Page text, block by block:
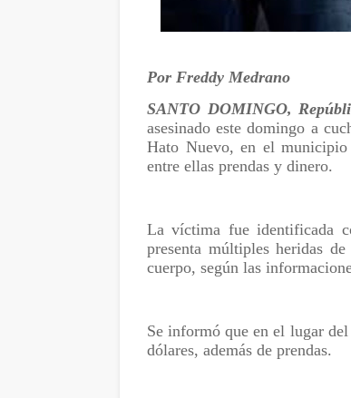
Por Freddy Medrano
SANTO DOMINGO,
asesinado este domingo a
Hato Nuevo, en el municipio
entre ellas prendas y dinero.
La víctima fue identificada
presenta múltiples heridas
cuerpo, según las
Se informó que en el lugar
dólares, además de prendas.